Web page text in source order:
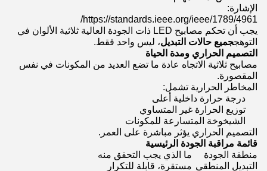
الإشارة:
https://standards.ieee.org/ieee/1789/4961/
يجب أن تحكم مصابيح LED ذات الجودة العالية ثلاثية الألوان في
التوهججميع حالات التبديل، ليس واحد فقط.
التصميم الحراري ومدة الحياة
مصابيح ثلاثية الاتجاه عادة ما تضع العديد من المكونات في نفس
المقصورة.
المخاطر الحرارية تشمل:
درجة حرارة داخلية أعلى
توزيع الحرارة غير المتساوي
الشيخوخة المتسارعة للمكونات
التصميم الحراري يؤثر مباشرة على العمر.
قائمة مراقبة الجودة الرئيسية
منطقة الجودة
ما الذي يجب التحقق منه
التبديل المنطقي مستقرة، قابلة للتكرار